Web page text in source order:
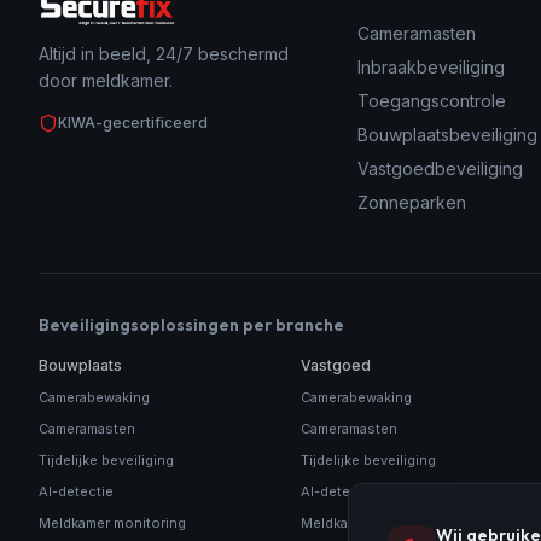
Altijd in beeld, 24/7 beschermd
door meldkamer.
KIWA-gecertificeerd
Cameramasten
Inbraakbeveiliging
Toegangscontrole
Bouwplaatsbeveiliging
Vastgoedbeveiliging
Zonneparken
Beveiligingsoplossingen per branche
Bouwplaats
Camerabewaking
Cameramasten
Tijdelijke beveiliging
AI-detectie
Meldkamer monitoring
Vastgoed
Camerabewaking
Cameramasten
Tijdelijke beveiliging
AI-detectie
Meldkamer monitoring
Wij